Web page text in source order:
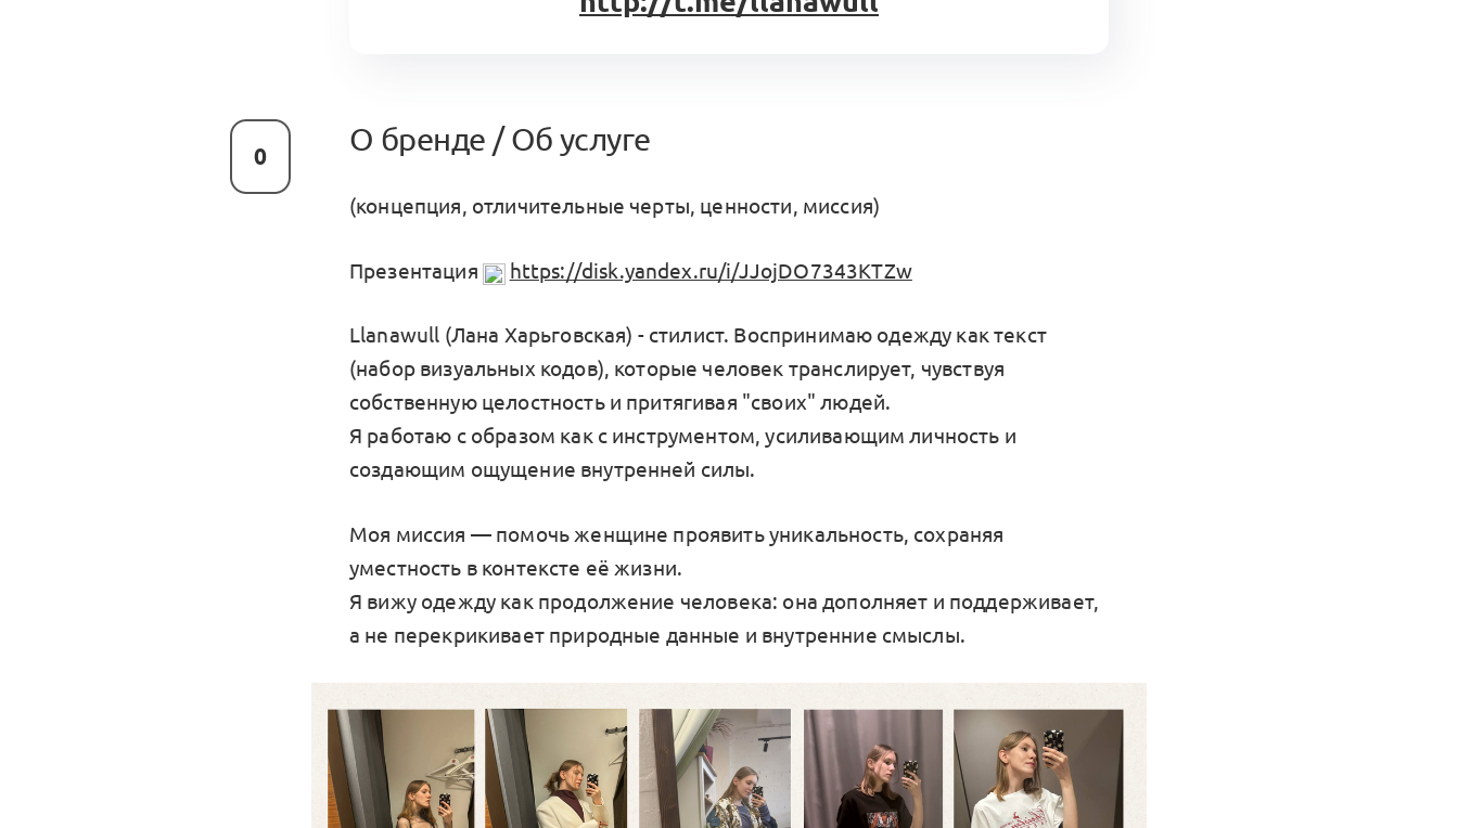
0 О бренде / Об услуге
(концепция, отличительные черты, ценности, миссия)
Презентация https://disk.yandex.ru/i/JJojDO7343KTZw
Llanawull (Лана Харьговская) - стилист. Воспринимаю одежду как текст
(набор визуальных кодов), которые человек транслирует, чувствуя
собственную целостность и притягивая "своих" людей.
Я работаю с образом как с инструментом, усиливающим личность и
создающим ощущение внутренней силы.
Моя миссия — помочь женщине проявить уникальность, сохраняя
уместность в контексте её жизни.
Я вижу одежду как продолжение человека: она дополняет и поддерживает,
а не перекрикивает природные данные и внутренние смыслы.